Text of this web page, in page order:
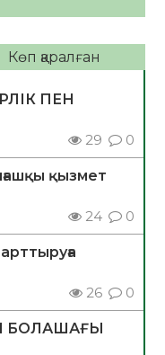
Көп қаралған
ПЕН
29 0
қызмет
24 0
26 0
БОЛАШАҒЫ